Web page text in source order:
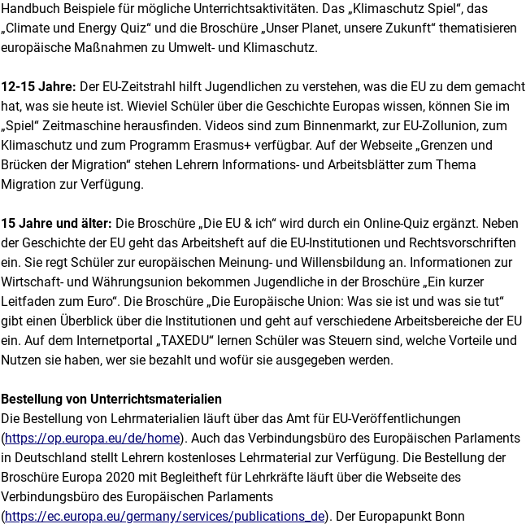
Handbuch Beispiele für mögliche Unterrichtsaktivitäten. Das „Klimaschutz Spiel“, das
„Climate und Energy Quiz“ und die Broschüre „Unser Planet, unsere Zukunft“ thematisieren
europäische Maßnahmen zu Umwelt- und Klimaschutz.
12-15 Jahre: Der EU-Zeitstrahl hilft Jugendlichen zu verstehen, was die EU zu dem gemacht
hat, was sie heute ist. Wieviel Schüler über die Geschichte Europas wissen, können Sie im
„Spiel“ Zeitmaschine herausfinden. Videos sind zum Binnenmarkt, zur EU-Zollunion, zum
Klimaschutz und zum Programm Erasmus+ verfügbar. Auf der Webseite „Grenzen und
Brücken der Migration“ stehen Lehrern Informations- und Arbeitsblätter zum Thema
Migration zur Verfügung.
15 Jahre und älter: Die Broschüre „Die EU & ich“ wird durch ein Online-Quiz ergänzt. Neben
der Geschichte der EU geht das Arbeitsheft auf die EU-Institutionen und Rechtsvorschriften
ein. Sie regt Schüler zur europäischen Meinung- und Willensbildung an. Informationen zur
Wirtschaft- und Währungsunion bekommen Jugendliche in der Broschüre „Ein kurzer
Leitfaden zum Euro“. Die Broschüre „Die Europäische Union: Was sie ist und was sie tut“
gibt einen Überblick über die Institutionen und geht auf verschiedene Arbeitsbereiche der EU
ein. Auf dem Internetportal „TAXEDU“ lernen Schüler was Steuern sind, welche Vorteile und
Nutzen sie haben, wer sie bezahlt und wofür sie ausgegeben werden.
Bestellung von Unterrichtsmaterialien
Die Bestellung von Lehrmaterialien läuft über das Amt für EU-Veröffentlichungen
(https://op.europa.eu/de/home). Auch das Verbindungsbüro des Europäischen Parlaments
in Deutschland stellt Lehrern kostenloses Lehrmaterial zur Verfügung. Die Bestellung der
Broschüre Europa 2020 mit Begleitheft für Lehrkräfte läuft über die Webseite des
Verbindungsbüro des Europäischen Parlaments
(https://ec.europa.eu/germany/services/publications_de). Der Europapunkt Bonn